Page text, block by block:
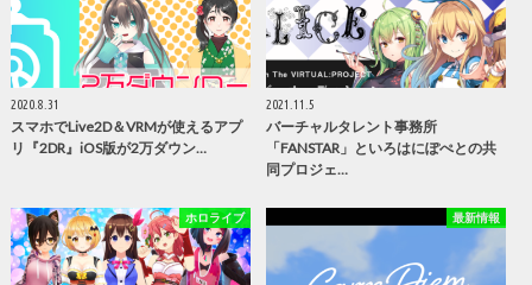
2020.8.31
スマホでLive2D＆VRMが使えるアプ
リ『2DR』iOS版が2万ダウン…
2021.11.5
バーチャルタレント事務所
「FANSTAR」といろはにぽぺとの共
同プロジェ…
ホロライブ 最新情報